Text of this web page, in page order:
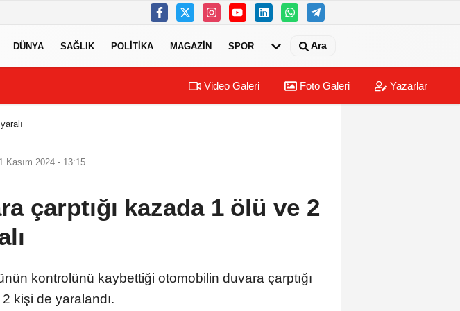
DÜNYA SAĞLIK POLITIKA MAGAZIN SPOR Ara
Video Galeri Foto Galeri Yazarlar
Kasım 2024 - 13:15
çarptığı kazada 1 ölü ve 2
kontrolünü kaybettiği otomobilin duvara çarptığı
kişi de yaralandı.